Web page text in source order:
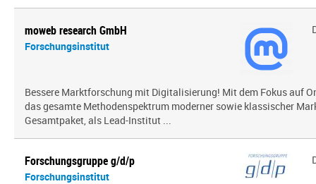
moweb research GmbH
Forschungsinstitut
Bessere Marktforschung mit Digitalisierung! Mit dem Fokus auf
das gesamte Methodenspektrum moderner sowie klassischer
Gesamtpaket, als Lead-Institut ...
Forschungsgruppe g/d/p
Forschungsinstitut